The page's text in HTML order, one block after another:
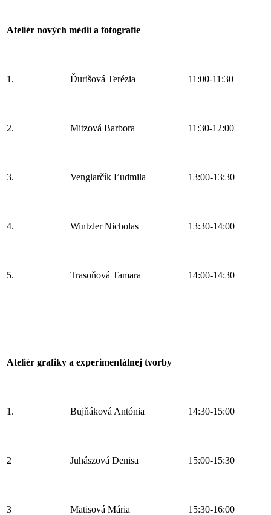
Ateliér nových médií a fotografie
1. Ďurišová Terézia 11:00-11:30
2. Mitzová Barbora 11:30-12:00
3. Venglarčík Ľudmila 13:00-13:30
4. Wintzler Nicholas 13:30-14:00
5. Trasoňová Tamara 14:00-14:30
Ateliér grafiky a experimentálnej tvorby
1. Bujňáková Antónia 14:30-15:00
2 Juhászová Denisa 15:00-15:30
3 Matisová Mária 15:30-16:00